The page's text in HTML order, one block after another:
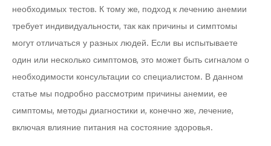
необходимых тестов. К тому же, подход к лечению анемии
требует индивидуальности, так как причины и симптомы
могут отличаться у разных людей. Если вы испытываете
один или несколько симптомов, это может быть сигналом о
необходимости консультации со специалистом. В данном
статье мы подробно рассмотрим причины анемии, ее
симптомы, методы диагностики и, конечно же, лечение,
включая влияние питания на состояние здоровья.